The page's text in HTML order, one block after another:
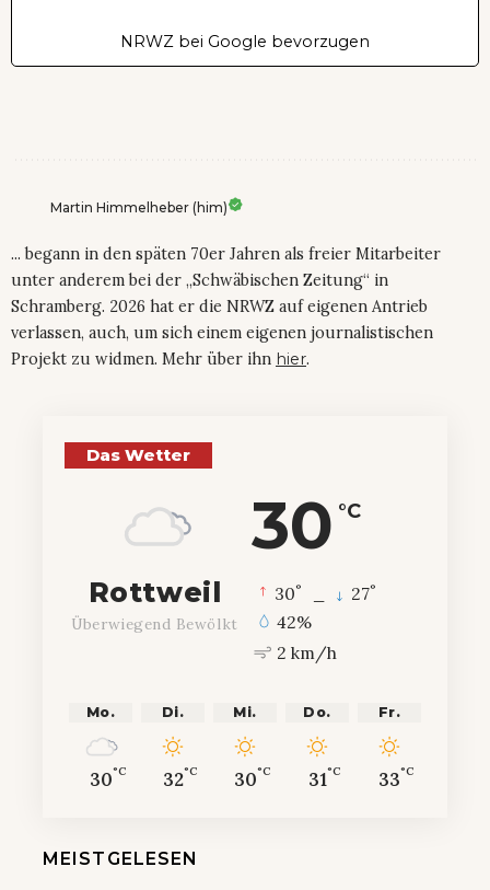
NRWZ bei Google bevorzugen
Martin Himmelheber (him)
... begann in den späten 70er Jahren als freier Mitarbeiter
unter anderem bei der „Schwäbischen Zeitung“ in
Schramberg. 2026 hat er die NRWZ auf eigenen Antrieb
verlassen, auch, um sich einem eigenen journalistischen
Projekt zu widmen. Mehr über ihn hier.
Das Wetter
30 °C
Rottweil
Überwiegend Bewölkt
30° 27°
42%
2 km/h
Mo.
30°C
Di.
32°C
Mi.
30°C
Do.
31°C
Fr.
33°C
MEISTGELESEN